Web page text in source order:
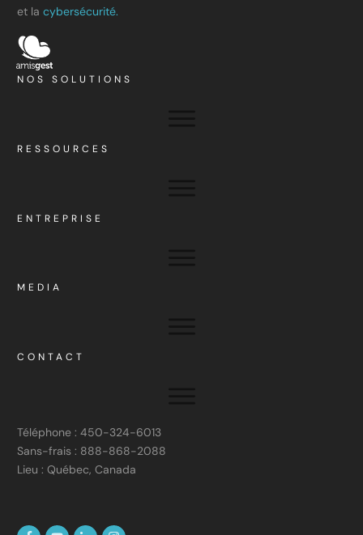
et la cybersécurité.
NOS SOLUTIONS
RESSOURCES
ENTREPRISE
MEDIA
CONTACT
Téléphone : 450-324-6013
Sans-frais : 888-868-2088
Lieu : Québec, Canada